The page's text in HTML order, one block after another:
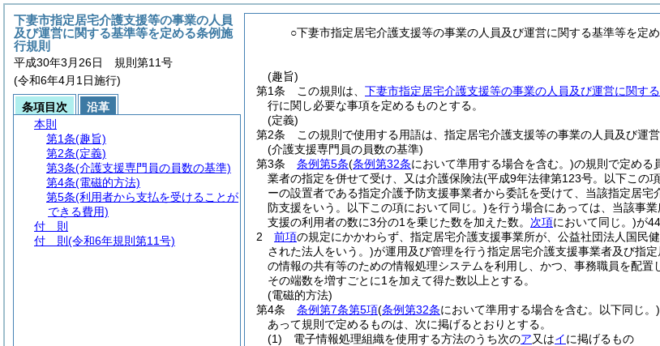
○下妻市指定居宅介護支援等の事業の人員及び運営に関する基準等を定
(趣旨)
第1条
この規則は、 下妻市指定居宅介護支援等の事業の人員及び運営に関す
行に関し必要な事項を定めるものとする。
(定義)
第2条
この規則で使用する用語は、指定居宅介護支援等の事業の人員及び運
(介護支援専門員の員数の基準)
第3条
条例第5条(条例第32条において準用する場合を含む。)の規則で定める
業者の指定を併せて受け、又は介護保険法(平成9年法律第123号。以下この
ーの設置者である指定介護予防支援事業者から委託を受けて、当該指定居
防支援をいう。以下この項において同じ。)を行う場合にあっては、当該事
支援の利用者の数に3分の1を乗じた数を加えた数。 次項において同じ。)が
2
前項の規定にかかわらず、指定居宅介護支援事業所が、公益社団法人国民
された法人をいう。)が運用及び管理を行う指定居宅介護支援事業者及び指
の情報の共有等のための情報処理システムを利用し、かつ、事務職員を配置
その端数を増すごとに1を加えて得た数以上とする。
(電磁的方法)
第4条
条例第7条第5項(条例第32条において準用する場合を含む。以下同じ。)
あって規則で定めるものは、次に掲げるとおりとする。
(1)
電子情報処理組織を使用する方法のうち次のア又はイに掲げるもの
下妻市指定居宅介護支援等の事業の人員
及び運営に関する基準等を定める条例施
行規則
平成30年3月26日 規則第11号
(令和6年4月1日施行)
条項目次
沿革
本則
第1条(趣旨)
第2条(定義)
第3条(介護支援専門員の員数の基準)
第4条(電磁的方法)
第5条(利用者から支払を受けることが
できる費用)
付 則
付 則 (令和6年規則第11号)